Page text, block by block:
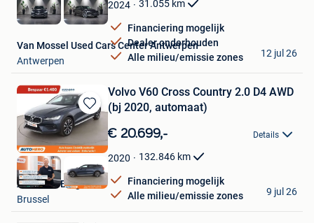
2024 31.055 km
Financiering mogelijk
Dealer onderhouden
Alle milieu/emissie zones
Van Mossel Used Cars Center Antwerpen
Antwerpen
12 jul 26
Bewaren
in
Favorieten
Volvo V60 Cross Country 2.0 D4 AWD
(bj 2020, automaat)
€ 20.699,- Details
2020 132.846 km
Financiering mogelijk
Alle milieu/emissie zones
Autohero België
Brussel
9 jul 26